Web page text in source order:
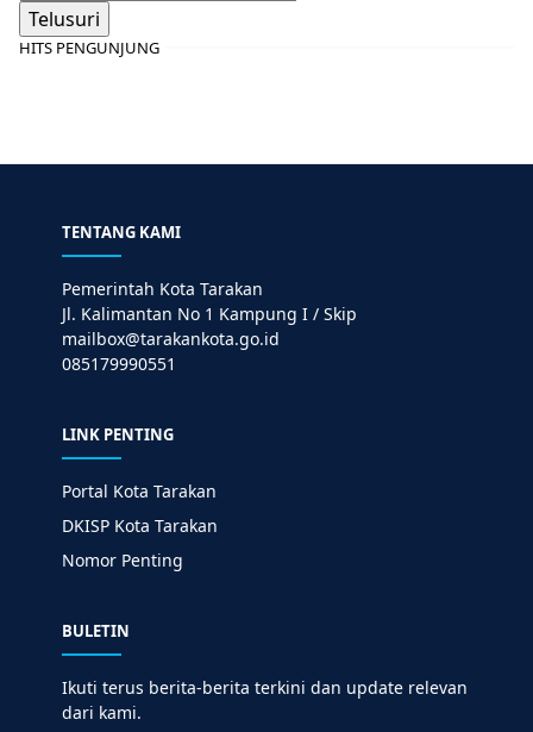
HITS PENGUNJUNG
TENTANG KAMI
Pemerintah Kota Tarakan
Jl. Kalimantan No 1 Kampung I / Skip
mailbox@tarakankota.go.id
085179990551
LINK PENTING
Portal Kota Tarakan
DKISP Kota Tarakan
Nomor Penting
BULETIN
Ikuti terus berita-berita terkini dan update relevan
dari kami.